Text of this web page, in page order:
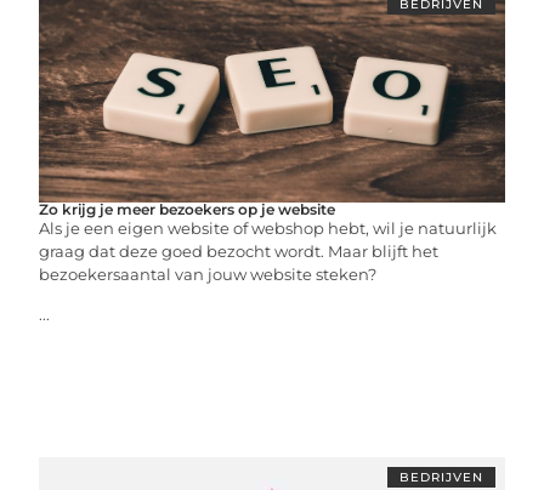
BEDRIJVEN
Zo krijg je meer bezoekers op je website
Als je een eigen website of webshop hebt, wil je natuurlijk
graag dat deze goed bezocht wordt. Maar blijft het
bezoekersaantal van jouw website steken?
...
BEDRIJVEN